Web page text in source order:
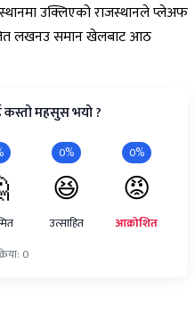
उक्लिएको राजस्थानले प्लेअफ
लखनउ समान खेलबाट आठ
कस्तो महसुस भयो ?
0%
😆
उत्साहित
0%
😡
आक्रोशित
0